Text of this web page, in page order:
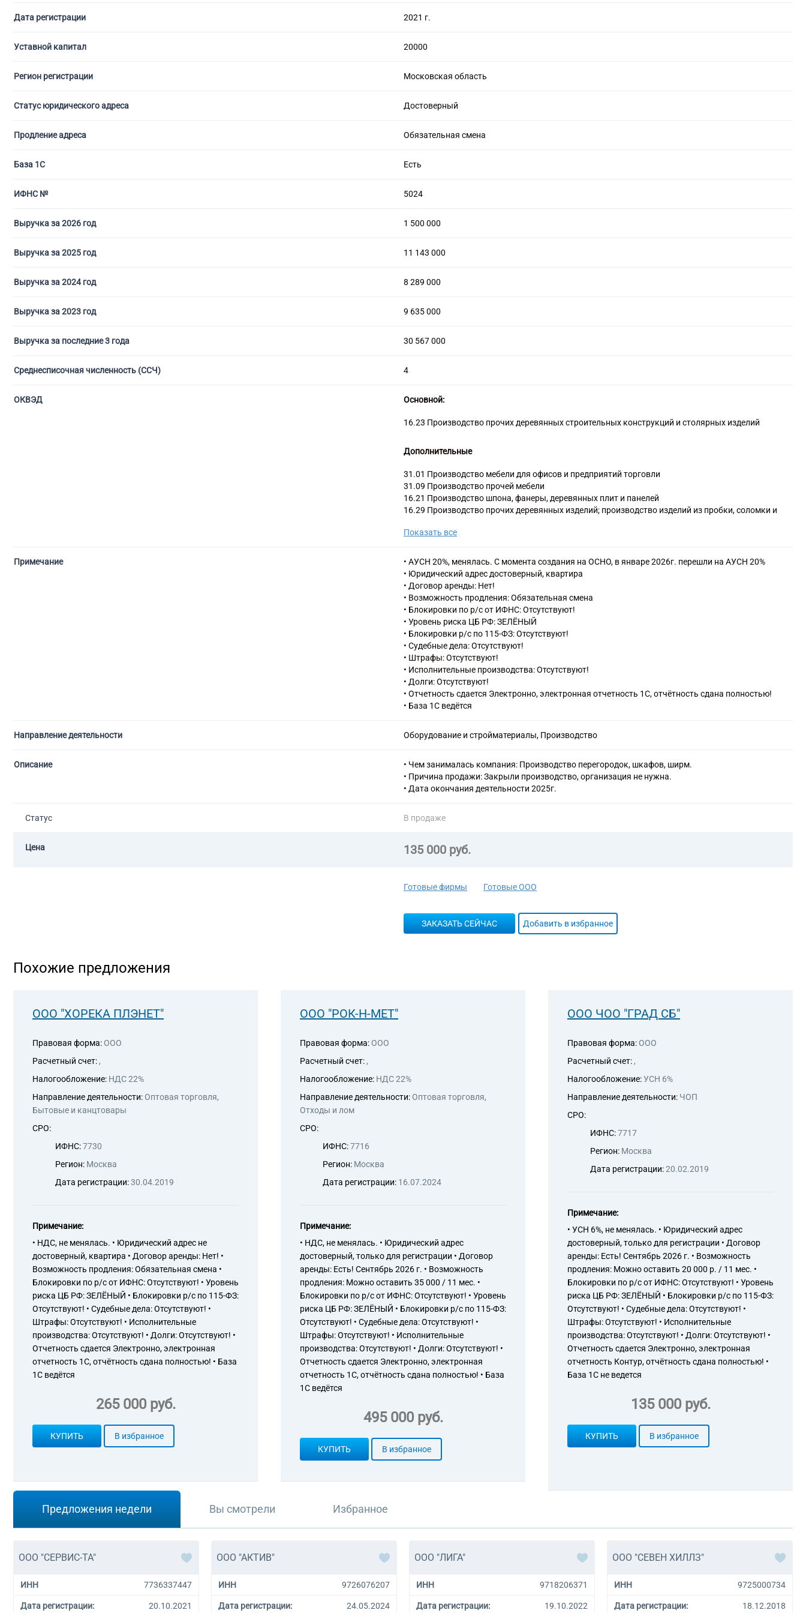
С лицензией на алмазную торговлю
Дата регистрации 2021 г.
Уставной капитал 20000
Регион регистрации Московская область
Статус юридического адреса Достоверный
Продление адреса Обязательная смена
База 1С Есть
ИФНС № 5024
Выручка за 2026 год 1 500 000
Выручка за 2025 год 11 143 000
Выручка за 2024 год 8 289 000
Выручка за 2023 год 9 635 000
Выручка за последние 3 года 30 567 000
Среднесписочная численность (ССЧ) 4
ОКВЭД Основной:
16.23 Производство прочих деревянных строительных конструкций и столярных изделий
Дополнительные
31.01 Производство мебели для офисов и предприятий торговли
31.09 Производство прочей мебели
16.21 Производство шпона, фанеры, деревянных плит и панелей
16.29 Производство прочих деревянных изделий; производство изделий из пробки, соломки и
31.02 Производство кухонной мебели
43.32 Работы столярные и плотничные
46.15 Деятельность агентов по оптовой торговле мебелью, бытовыми товарами, скобяными,
ножевыми и прочими металлическими изделиями
46.47 Торговля оптовая мебелью, коврами и осветительным оборудованием
46.49 Торговля оптовая прочими бытовыми товарами
47.59 Торговля розничная мебелью, осветительными приборами и прочими бытовыми
изделиями в специализированных магазинах
47.91 Торговля розничная по почте или по информационно-коммуникационной сети Интернет
47.99 Торговля розничная прочая вне магазинов, палаток, рынков
71.11 Деятельность в области архитектуры
Показать все
Примечание
• АУСН 20%, менялась. C момента создания на ОСНО, в январе 2026г. перешли на АУСН 20%
• Юридический адрес достоверный, квартира
• Договор аренды: Нет!
• Возможность продления: Обязательная смена
• Блокировки по р/с от ИФНС: Отсутствуют!
• Уровень риска ЦБ РФ: ЗЕЛЁНЫЙ
• Блокировки р/с по 115-ФЗ: Отсутствуют!
• Судебные дела: Отсутствуют!
• Штрафы: Отсутствуют!
• Исполнительные производства: Отсутствуют!
• Долги: Отсутствуют!
• Отчетность сдается Электронно, электронная отчетность 1С, отчётность сдана полностью!
• База 1С ведётся
Направление деятельности Оборудование и стройматериалы, Производство
Описание
• Чем занималась компания: Производство перегородок, шкафов, ширм.
• Причина продажи: Закрыли производство, организация не нужна.
• Дата окончания деятельности 2025г.
Статус В продаже
Цена 135 000 руб.
Готовые фирмы Готовые ООО
ЗАКАЗАТЬ СЕЙЧАС Добавить в избранное
Похожие предложения
ООО "ХОРЕКА ПЛЭНЕТ"
Правовая форма: ООО
Расчетный счет: ,
Налогообложение: НДС 22%
Направление деятельности: Оптовая торговля,
Бытовые и канцтовары
СРО:
ИФНС:7730
Регион: Москва
Дата регистрации:30.04.2019
Примечание:
• НДС, не менялась. • Юридический адрес не
достоверный, квартира • Договор аренды: Нет! •
Возможность продления: Обязательная смена •
Блокировки по р/с от ИФНС: Отсутствуют! • Уровень
риска ЦБ РФ: ЗЕЛЁНЫЙ • Блокировки р/с по 115-ФЗ:
Отсутствуют! • Судебные дела: Отсутствуют! •
Штрафы: Отсутствуют! • Исполнительные
производства: Отсутствуют! • Долги: Отсутствуют! •
Отчетность сдается Электронно, электронная
отчетность 1С, отчётность сдана полностью! • База
1С ведётся
265 000 руб.
КУПИТЬ В избранное
ООО "РОК-Н-МЕТ"
Правовая форма: ООО
Расчетный счет: ,
Налогообложение: НДС 22%
Направление деятельности: Оптовая торговля,
Отходы и лом
СРО:
ИФНС:7716
Регион: Москва
Дата регистрации: 16.07.2024
Примечание:
• НДС, не менялась. • Юридический адрес
достоверный, только для регистрации • Договор
аренды: Есть! Сентябрь 2026 г. • Возможность
продления: Можно оставить 35 000 / 11 мес. •
Блокировки по р/с от ИФНС: Отсутствуют! • Уровень
риска ЦБ РФ: ЗЕЛЁНЫЙ • Блокировки р/с по 115-ФЗ:
Отсутствуют! • Судебные дела: Отсутствуют! •
Штрафы: Отсутствуют! • Исполнительные
производства: Отсутствуют! • Долги: Отсутствуют! •
Отчетность сдается Электронно, электронная
отчетность 1С, отчётность сдана полностью! • База
1С ведётся
495 000 руб.
КУПИТЬ В избранное
ООО ЧОО "ГРАД СБ"
Правовая форма: ООО
Расчетный счет: ,
Налогообложение:УСН 6%
Направление деятельности: ЧОП
СРО:
ИФНС:7717
Регион: Москва
Дата регистрации:20.02.2019
Примечание:
• УСН 6%, не менялась. • Юридический адрес
достоверный, только для регистрации • Договор
аренды: Есть! Сентябрь 2026 г. • Возможность
продления: Можно оставить 20 000 р. / 11 мес. •
Блокировки по р/с от ИФНС: Отсутствуют! • Уровень
риска ЦБ РФ: ЗЕЛЁНЫЙ • Блокировки р/с по 115-ФЗ:
Отсутствуют! • Судебные дела: Отсутствуют! •
Штрафы: Отсутствуют! • Исполнительные
производства: Отсутствуют! • Долги: Отсутствуют! •
Отчетность сдается Электронно, электронная
отчетность Контур, отчётность сдана полностью! •
База 1С не ведется
135 000 руб.
КУПИТЬ В избранное
Предложения недели Вы смотрели Избранное
ООО "СЕРВИС-ТА"
ИНН 7736337447
Дата регистрации: 20.10.2021
ООО "АКТИВ"
ИНН 9726076207
Дата регистрации: 24.05.2024
ООО "ЛИГА"
ИНН 9718206371
Дата регистрации: 19.10.2022
ООО "СЕВЕН ХИЛЛЗ"
ИНН 9725000734
Дата регистрации: 18.12.2018